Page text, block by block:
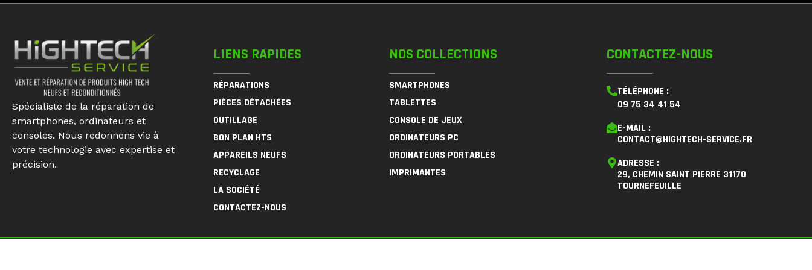
Spécialiste de la réparation de
smartphones, ordinateurs et
consoles. Nous redonnons vie à
votre technologie avec expertise et
précision.
LIENS RAPIDES
RÉPARATIONS
PIÈCES DÉTACHÉES
OUTILLAGE
BON PLAN HTS
APPAREILS NEUFS
RECYCLAGE
LA SOCIÉTÉ
CONTACTEZ-NOUS
NOS COLLECTIONS
SMARTPHONES
TABLETTES
CONSOLE DE JEUX
ORDINATEURS PC
ORDINATEURS PORTABLES
IMPRIMANTES
CONTACTEZ-NOUS
TÉLÉPHONE :
09 75 34 41 54
E-MAIL :
CONTACT@HIGHTECH-SERVICE.FR
ADRESSE :
29, CHEMIN SAINT PIERRE 31170
TOURNEFEUILLE